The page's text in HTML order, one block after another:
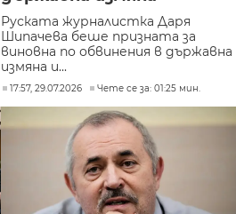
Руската журналистка Даря
Шипачева беше призната за
виновна по обвинения в държавна
измяна и...
17:57, 29.07.2026 Чете се за: 01:25 мин.